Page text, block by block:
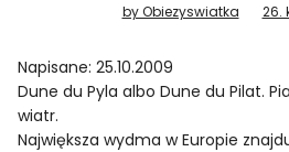
by Obiezyswiatka 26.
Napisane: 25.10.2009
Dune du Pyla albo Dune du Pilat.
wiatr.
Największa wydma w Europie